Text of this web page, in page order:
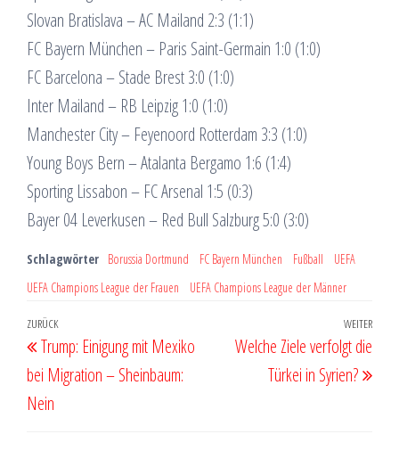
Slovan Bratislava – AC Mailand 2:3 (1:1)
FC Bayern München – Paris Saint-Germain 1:0 (1:0)
FC Barcelona – Stade Brest 3:0 (1:0)
Inter Mailand – RB Leipzig 1:0 (1:0)
Manchester City – Feyenoord Rotterdam 3:3 (1:0)
Young Boys Bern – Atalanta Bergamo 1:6 (1:4)
Sporting Lissabon – FC Arsenal 1:5 (0:3)
Bayer 04 Leverkusen – Red Bull Salzburg 5:0 (3:0)
Schlagwörter Borussia Dortmund FC Bayern München Fußball
UEFA
UEFA Champions League der Frauen
UEFA Champions League der Männer
Beitragsnavigation
Vorheriger
Beitrag
ZURÜCK
Trump: Einigung mit Mexiko
bei Migration – Sheinbaum:
Nein
WEITER
Welche Ziele verfolgt die
Türkei in Syrien?